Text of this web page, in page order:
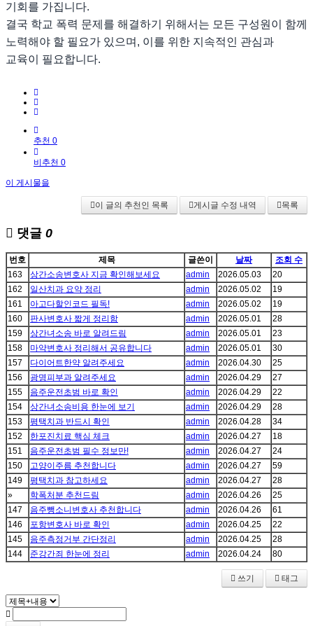
기회를 가집니다.
결국 학교 폭력 문제를 해결하기 위해서는 모든 구성원이 함께
노력해야 할 필요가 있으며, 이를 위한 지속적인 관심과
교육이 필요합니다.
추천 0
비추천 0
이 게시물을
이 글의 추천인 목록 게시글 수정 내역 목록
댓글 0
번호 제목 글쓴이 날짜
조회 수
163
상간소송변호사 지금 확인해보세요 admin 2026.05.03
20
162
일산치과 요약 정리 admin 2026.05.02
19
161
아고다할인코드 필독! admin 2026.05.02
19
160
판사변호사 짧게 정리함 admin 2026.05.01
28
159
상간녀소송 바로 알려드림 admin 2026.05.01
23
158
마약변호사 정리해서 공유합니다 admin 2026.05.01
30
157
다이어트한약 알려주세요 admin 2026.04.30
25
156
광명피부과 알려주세요 admin 2026.04.29
27
155
음주운전초범 바로 확인 admin 2026.04.29
22
154
상간녀소송비용 한눈에 보기 admin 2026.04.29
28
153
평택치과 반드시 확인 admin 2026.04.28
34
152
한포진치료 핵심 체크 admin 2026.04.27
18
151
음주운전초범 필수 정보만! admin 2026.04.27
24
150
고양이주름 추천합니다 admin 2026.04.27
59
149
평택치과 참고하세요 admin 2026.04.27
28
»
학폭처분 추천드림 admin 2026.04.26
25
147
음주뺑소니변호사 추천합니다 admin 2026.04.26
61
146
포항변호사 바로 확인 admin 2026.04.25
22
145
음주측정거부 간단정리 admin 2026.04.25
28
144
준강간죄 한눈에 정리 admin 2026.04.24 80
쓰기 태그